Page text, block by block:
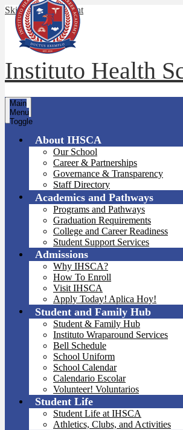
Skip to main content
Instituto Health
Main
Menu
Toggle
About IHSCA
Our School
Career & Partnerships
Governance & Transparency
Staff Directory
Academics and Pathways
Programs and Pathways
Graduation Requirements
College and Career Readiness
Student Support Services
Admissions
Why IHSCA?
How To Enroll
Visit IHSCA
Apply Today! Aplica Hoy!
Student and Family Hub
Student & Family Hub
Instituto Wraparound Services
Bell Schedule
School Uniform
School Calendar
Calendario Escolar
Volunteer! Voluntarios
Student Life
Student Life at IHSCA
Athletics, Clubs, and Activities